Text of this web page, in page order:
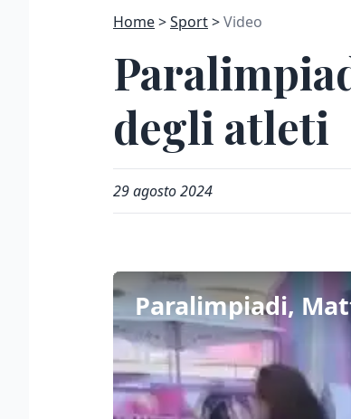
Home Sport Video
degli atleti
29 agosto 2024
Paralimpiadi,